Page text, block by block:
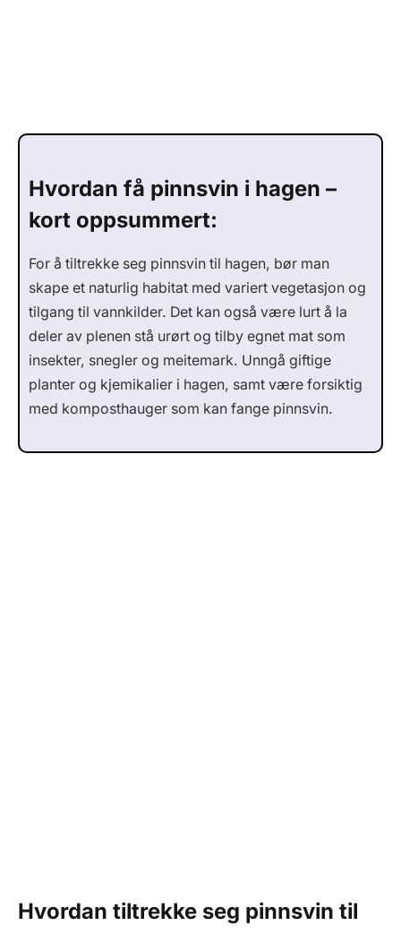
Hvordan få pinnsvin i hagen –
kort oppsummert:
For å tiltrekke seg pinnsvin til hagen, bør man
skape et naturlig habitat med variert vegetasjon og
tilgang til vannkilder. Det kan også være lurt å la
deler av plenen stå urørt og tilby egnet mat som
insekter, snegler og meitemark. Unngå giftige
planter og kjemikalier i hagen, samt være forsiktig
med komposthauger som kan fange pinnsvin.
Hvordan tiltrekke seg pinnsvin til